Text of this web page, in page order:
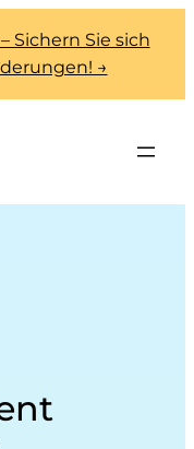
Sichern Sie sich
→